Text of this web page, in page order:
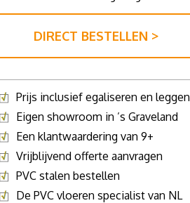
DIRECT BESTELLEN >
Prijs inclusief egaliseren en leggen
Eigen showroom in ’s Graveland
Een klantwaardering van 9+
Vrijblijvend offerte aanvragen
PVC stalen bestellen
De PVC vloeren specialist van NL